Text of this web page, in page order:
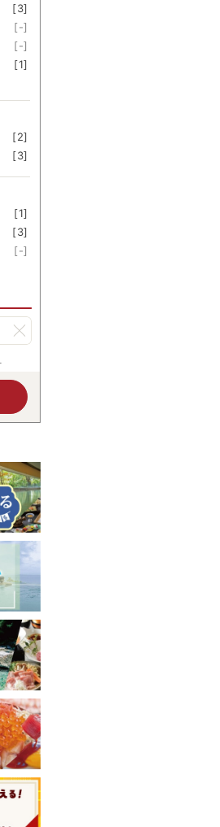
[3]
[-]
[-]
[1]
[-]
[-]
[2]
[3]
[1]
[3]
[-]